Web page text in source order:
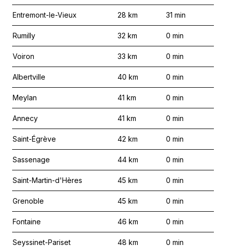
Entremont-le-Vieux 28 km 31 min
Rumilly 32 km 0 min
Voiron 33 km 0 min
Albertville 40 km 0 min
Meylan 41 km 0 min
Annecy 41 km 0 min
Saint-Égrève 42 km 0 min
Sassenage 44 km 0 min
Saint-Martin-d'Hères 45 km 0 min
Grenoble 45 km 0 min
Fontaine 46 km 0 min
Seyssinet-Pariset 48 km 0 min